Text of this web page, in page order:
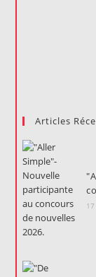
Articles